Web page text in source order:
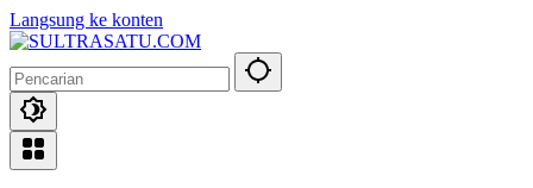
Langsung ke konten